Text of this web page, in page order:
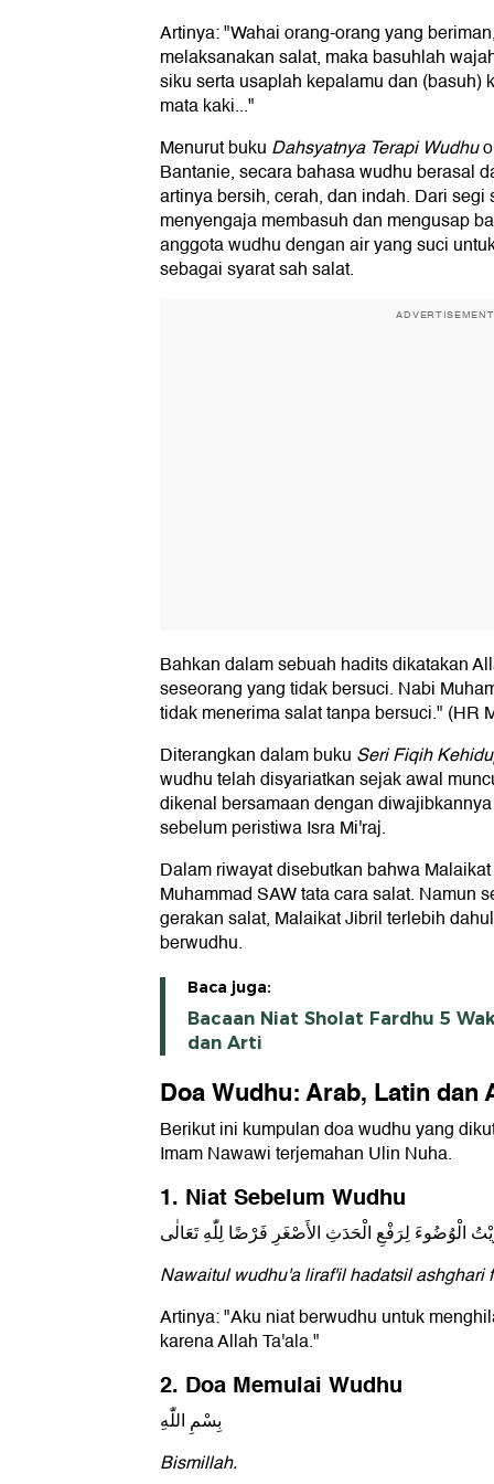
Artinya: "Wahai orang-orang yang
melaksanakan salat, maka basuhlah
siku serta usaplah kepalamu dan (basuh)
mata kaki..."
Menurut buku Dahsyatnya Terapi Wudhu
Bantanie, secara bahasa wudhu berasal
artinya bersih, cerah, dan indah. Dari
menyengaja membasuh dan mengusap
anggota wudhu dengan air yang suci
sebagai syarat sah salat.
ADVERTISEMENT
Bahkan dalam sebuah hadits dikatakan
seseorang yang tidak bersuci. Nabi
tidak menerima salat tanpa bersuci." (HR
Diterangkan dalam buku Seri Fiqih
wudhu telah disyariatkan sejak awal
dikenal bersamaan dengan
sebelum peristiwa Isra Mi'raj.
Dalam riwayat disebutkan bahwa
Muhammad SAW tata cara salat. Namun
gerakan salat, Malaikat Jibril terlebih
berwudhu.
Baca juga:
Bacaan Niat Sholat Fardhu 5
dan Arti
Doa Wudhu: Arab, Latin dan
Berikut ini kumpulan doa wudhu yang
Imam Nawawi terjemahan Ulin Nuha.
1. Niat Sebelum Wudhu
الْوُضُوءَ لِرَفْعِ الْحَدَثِ الأَصْغَرِ فَرْضًا لِلّٰهِ تَعَالٰى
Nawaitul wudhu'a liraf'il hadatsil ashghari
Artinya: "Aku niat berwudhu untuk
karena Allah Ta'ala."
2. Doa Memulai Wudhu
بِسْمِ اللّٰهِ
Bismillah.